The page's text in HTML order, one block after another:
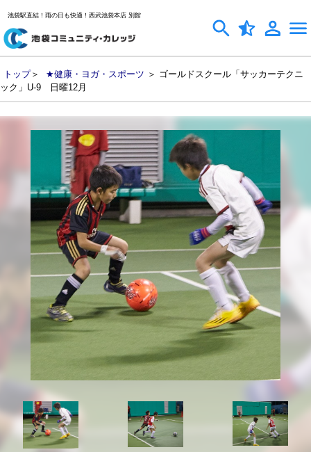
池袋駅直結！雨の日も快適！西武池袋本店 別館
トップ＞ ★健康・ヨガ・スポーツ ＞ ゴールドスクール「サッカーテクニ
ック」U-9 日曜12月